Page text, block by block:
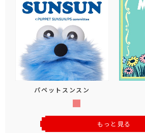
パペットスンスン
もっと見る